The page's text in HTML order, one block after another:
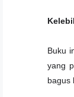
Buku
yang
bagus